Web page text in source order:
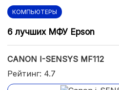
КОМПЬЮТЕРЫ
6 лучших МФУ Epson
CANON I-SENSYS MF112
Рейтинг: 4.7